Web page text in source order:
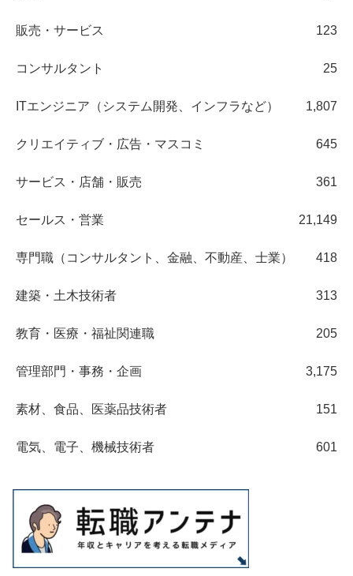
販売・サービス 123
コンサルタント 25
ITエンジニア（システム開発、インフラなど） 1,807
クリエイティブ・広告・マスコミ 645
サービス・店舗・販売 361
セールス・営業 21,149
専門職（コンサルタント、金融、不動産、士業） 418
建築・土木技術者 313
教育・医療・福祉関連職 205
管理部門・事務・企画 3,175
素材、食品、医薬品技術者 151
電気、電子、機械技術者 601